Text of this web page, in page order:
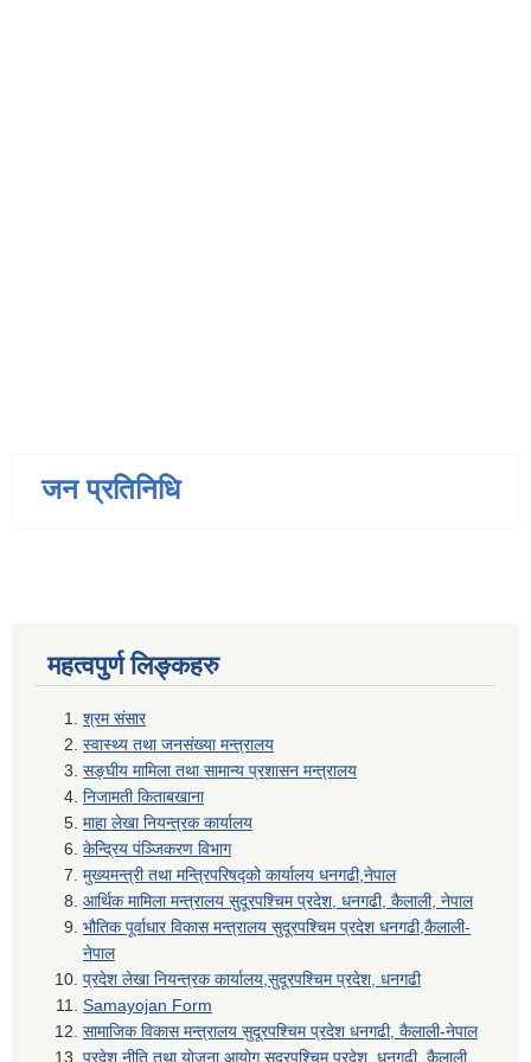
जन प्रतिनिधि
महत्वपुर्ण लिङ्कहरु
श्रम संसार
स्वास्थ्य तथा जनसंख्या मन्त्रालय
सङ्घीय मामिला तथा सामान्य प्रशासन मन्त्रालय
निजामती किताबखाना
माहा लेखा नियन्त्रक कार्यालय
केन्द्रिय पंञ्जिकरण विभाग
मुख्यमन्त्री तथा मन्त्रिपरिषद्को कार्यालय धनगढी,नेपाल
आर्थिक मामिला मन्त्रालय सुदूरपश्चिम प्रदेश, धनगढी, कैलाली, नेपाल
भौतिक पूर्वाधार विकास मन्त्रालय सुदूरपश्चिम प्रदेश धनगढी,कैलाली-
नेपाल
प्रदेश लेखा नियन्त्रक कार्यालय,सुदूरपश्चिम प्रदेश, धनगढी
Samayojan Form
सामाजिक विकास मन्त्रालय सुदूरपश्चिम प्रदेश धनगढी, कैलाली-नेपाल
प्रदेश नीति तथा योजना आयोग सुदूरपश्चिम प्रदेश, धनगढी, कैलाली